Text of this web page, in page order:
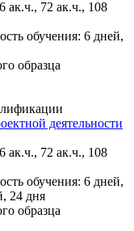
ак.ч., 72 ак.ч., 108
обучения: 6 дней,
образца
деятельности
ак.ч., 72 ак.ч., 108
обучения: 6 дней,
24 дня
образца